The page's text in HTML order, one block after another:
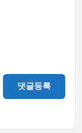
댓글등록